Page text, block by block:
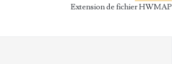
Extension de fichier HWMAP